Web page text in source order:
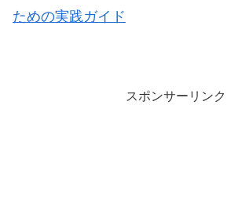
ための実践ガイド
スポンサーリンク